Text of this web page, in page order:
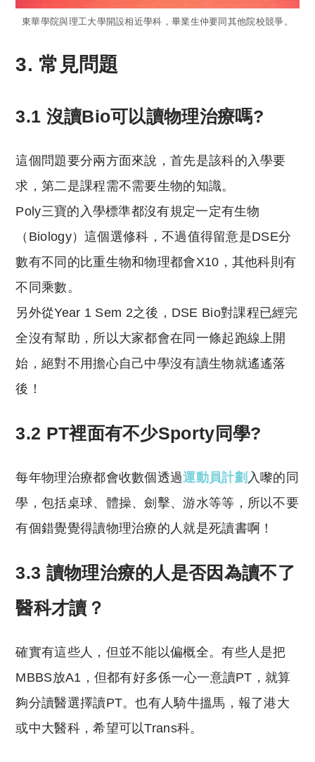
東華學院與理工大學開設相近學科，畢業生仲要同其他院校競爭。
3. 常見問題
3.1 沒讀Bio可以讀物理治療嗎?
這個問題要分兩方面來說，首先是該科的入學要
求，第二是課程需不需要生物的知識。
Poly三寶的入學標準都沒有規定一定有生物
（Biology）這個選修科，不過值得留意是DSE分
數有不同的比重生物和物理都會X10，其他科則有
不同乘數。
另外從Year 1 Sem 2之後，DSE Bio對課程已經完
全沒有幫助，所以大家都會在同一條起跑線上開
始，絕對不用擔心自己中學沒有讀生物就遙遙落
後！
3.2 PT裡面有不少Sporty同學?
每年物理治療都會收數個透過運動員計劃 入嚟的同
學，包括桌球、體操、劍擊、游水等等，所以不要
有個錯覺覺得讀物理治療的人就是死讀書啊！
3.3 讀物理治療的人是否因為讀不了
醫科才讀？
確實有這些人，但並不能以偏概全。有些人是把
MBBS放A1，但都有好多係一心一意讀PT，就算
夠分讀醫選擇讀PT。也有人騎牛搵馬，報了港大
或中大醫科，希望可以Trans科。